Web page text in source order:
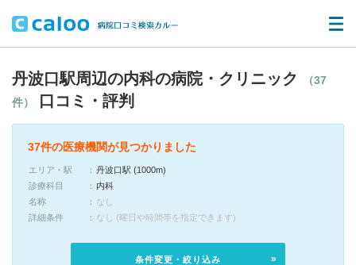
丹波口駅周辺の内科の病院・クリニック
（37
件）
口コミ・評判
37件の医療機関が見つかりました
エリア・駅
丹波口駅 (1000m)
診療科目
内科
名称
なし
詳細条件
なし (曜日や時間帯を指定できます)
条件変更・絞り込み